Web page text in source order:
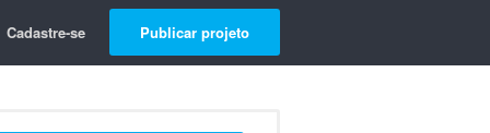
Cadastre-se Publicar projeto